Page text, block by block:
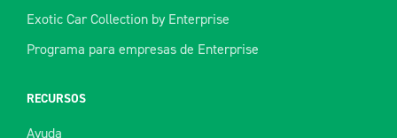
Exotic Car Collection by Enterprise
Programa para empresas de Enterprise
RECURSOS
Ayuda